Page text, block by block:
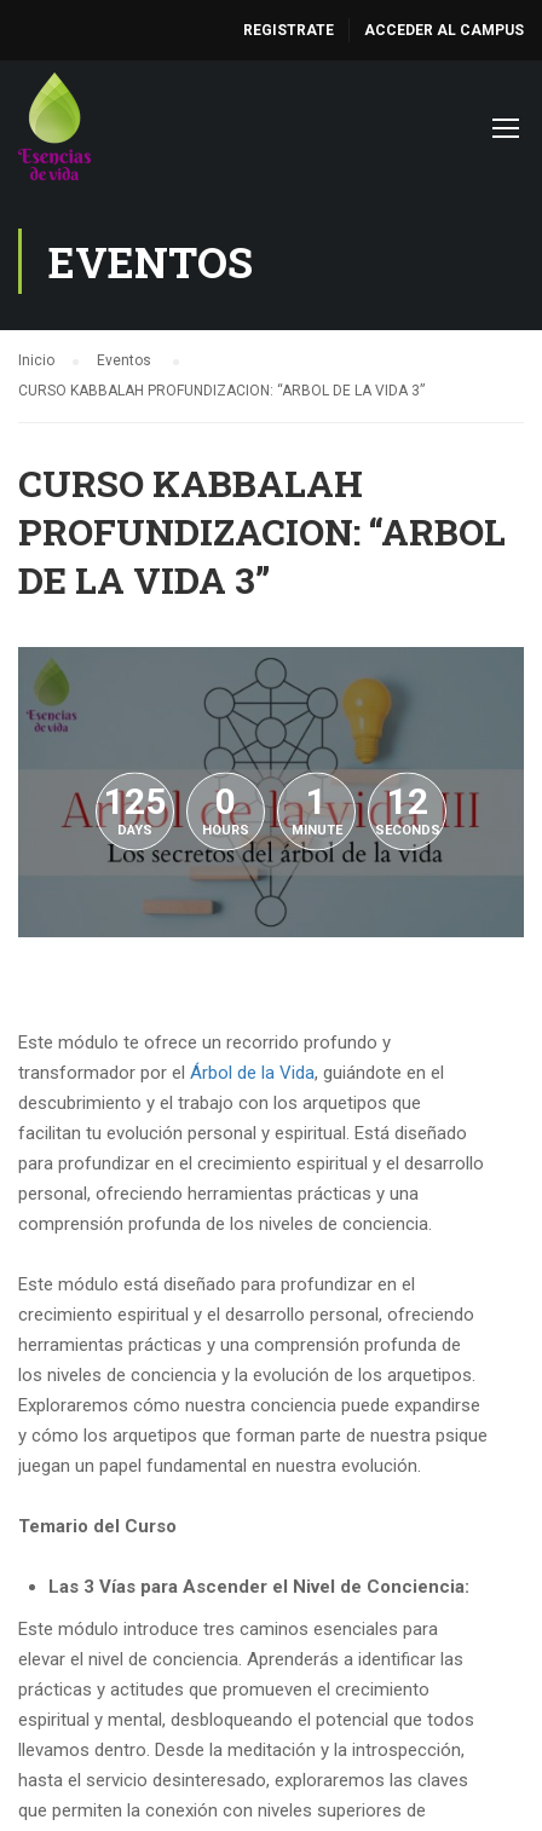
REGISTRATE ACCEDER AL CAMPUS
EVENTOS
Inicio
Eventos
CURSO KABBALAH PROFUNDIZACION: “ARBOL DE LA VIDA 3”
CURSO KABBALAH
PROFUNDIZACION: “ARBOL
DE LA VIDA 3”
125
DAYS
0
HOURS
1
MINUTE
12
SECONDS
Este módulo te ofrece un recorrido profundo y
transformador por el Árbol de la Vida, guiándote en el
descubrimiento y el trabajo con los arquetipos que
facilitan tu evolución personal y espiritual. Está diseñado
para profundizar en el crecimiento espiritual y el desarrollo
personal, ofreciendo herramientas prácticas y una
comprensión profunda de los niveles de conciencia.
Este módulo está diseñado para profundizar en el
crecimiento espiritual y el desarrollo personal, ofreciendo
herramientas prácticas y una comprensión profunda de
los niveles de conciencia y la evolución de los arquetipos.
Exploraremos cómo nuestra conciencia puede expandirse
y cómo los arquetipos que forman parte de nuestra psique
juegan un papel fundamental en nuestra evolución.
Temario del Curso
Las 3 Vías para Ascender el Nivel de Conciencia:
Este módulo introduce tres caminos esenciales para
elevar el nivel de conciencia. Aprenderás a identificar las
prácticas y actitudes que promueven el crecimiento
espiritual y mental, desbloqueando el potencial que todos
llevamos dentro. Desde la meditación y la introspección,
hasta el servicio desinteresado, exploraremos las claves
que permiten la conexión con niveles superiores de